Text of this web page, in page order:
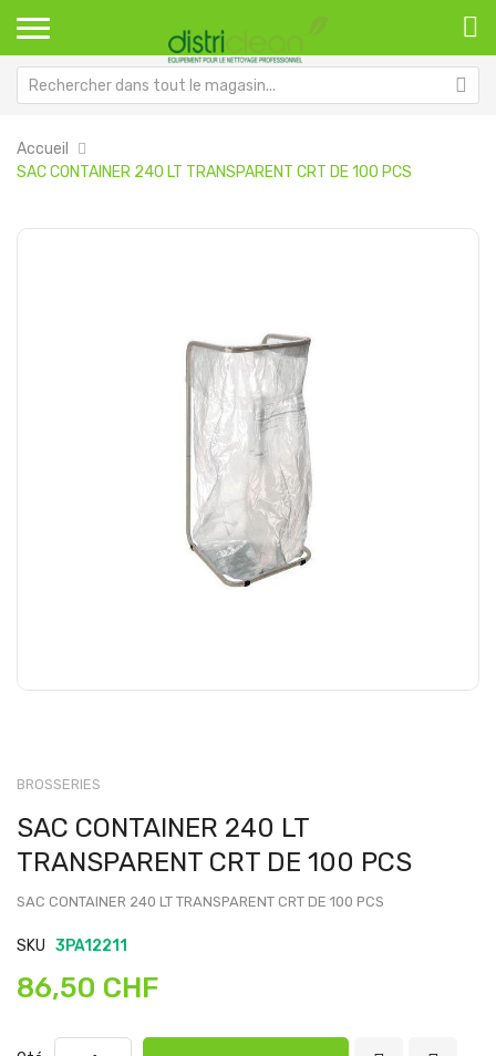
Accueil
SAC CONTAINER 240 LT TRANSPARENT CRT DE 100 PCS
Passer
BROSSERIES
SAC CONTAINER 240 LT
TRANSPARENT CRT DE 100 PCS
SAC CONTAINER 240 LT TRANSPARENT CRT DE 100 PCS
SKU 3PA12211
86,50 CHF